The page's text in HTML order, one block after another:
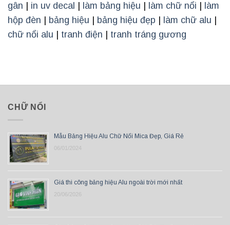
gân
in uv decal làm bảng hiệu làm chữ nổi
làm
hộp đèn
bảng hiệu bảng hiệu đẹp làm chữ alu
chữ nổi alu
tranh điện tranh tráng gương
CHỮ NỔI
Mẫu Bảng Hiệu Alu Chữ Nổi Mica Đẹp, Giá Rẻ
06/01/2024
Giá thi công bảng hiệu Alu ngoài trời mới nhất
20/06/2026